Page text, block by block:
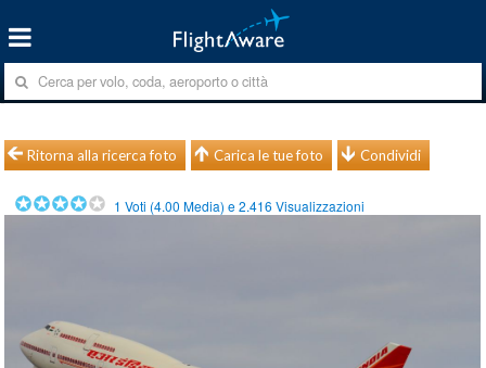
Ritorna alla ricerca foto Carica le tue foto Condividi
1 Voti (4.00 Media) e2.416 Visualizzazioni